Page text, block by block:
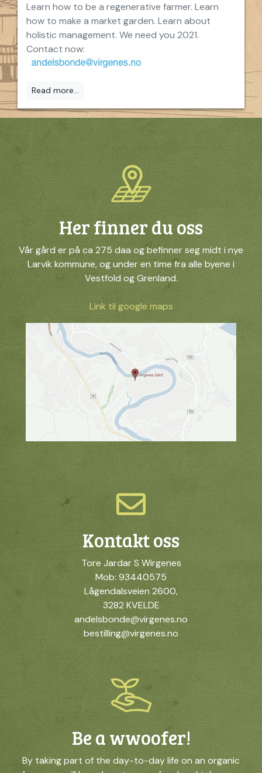
Learn how to be a regenerative farmer. Learn
how to make a market garden. Learn about
holistic management. We need you 2021.
Contact now:
Read more...
Her finner du oss
Vår gård er på ca 275 daa og befinner seg midt i nye
Larvik kommune, og under en time fra alle byene i
Vestfold og Grenland.
Link til google maps
Kontakt oss
Tore Jardar S Wirgenes
Mob: 93440575
Lågendalsveien 2600,
3282 KVELDE
andelsbonde@virgenes.no
bestilling@virgenes.no
Be a wwoofer!
By taking part of the day-to-day life on an organic